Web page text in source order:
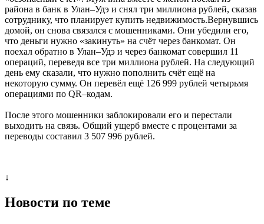
района в банк в Улан–Удэ и снял три миллиона рублей, сказав
сотруднику, что планирует купить недвижимость.Вернувшись
домой, он снова связался с мошенниками. Они убедили его,
что деньги нужно «закинуть» на счёт через банкомат. Он
поехал обратно в Улан–Удэ и через банкомат совершил 11
операций, переведя все три миллиона рублей. На следующий
день ему сказали, что нужно пополнить счёт ещё на
некоторую сумму. Он перевёл ещё 126 999 рублей четырьмя
операциями по QR–кодам.
После этого мошенники заблокировали его и перестали
выходить на связь. Общий ущерб вместе с процентами за
переводы составил 3 507 996 рублей.
↓
Новости по теме